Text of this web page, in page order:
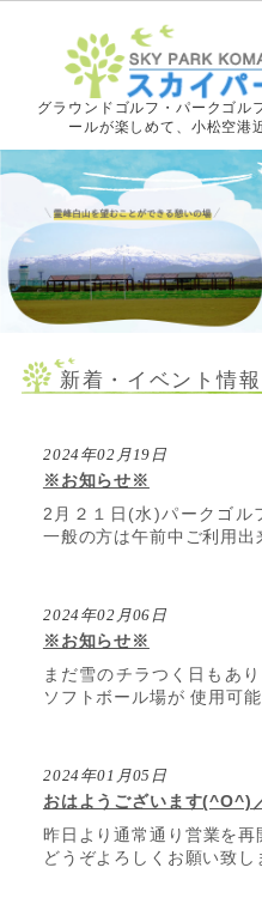
グラウンドゴルフ・パークゴル
ールが楽しめて、小松空港
新着・イベント情報
2024年02月19日
※お知らせ※
2月２１日(水)パークゴル
一般の方は午前中ご利用出
2024年02月06日
※お知らせ※
まだ雪のチラつく日もあ
ソフトボール場が 使用可
2024年01月05日
おはようございます(^O^)
昨日より通常通り営業を
どうぞよろしくお願い致し